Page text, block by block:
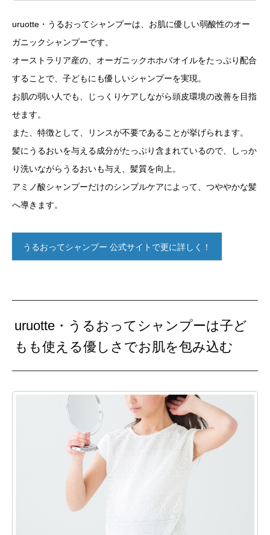
uruotte・うるおってシャンプーは、お肌に優しい弱酸性のオー
ガニックシャンプーです。
オーストラリア産の、オーガニックホホバオイルをたっぷり配合
することで、子どもにも優しいシャンプーを実現。
お肌の弱い人でも、じっくりケアしながら頭皮環境の改善を目指
せます。
また、特徴として、リンスが不要であることが挙げられます。
髪にうるおいを与える成分がたっぷり含まれているので、しっか
り洗いながらうるおいも与え、髪質を向上。
アミノ酸シャンプーだけのシンプルケアによって、つややかな髪
へ導きます。
うるおってシャンプー 公式サイトで更に詳しく！
uruotte・うるおってシャンプーは子ど
もも使える優しさでお肌を包み込む